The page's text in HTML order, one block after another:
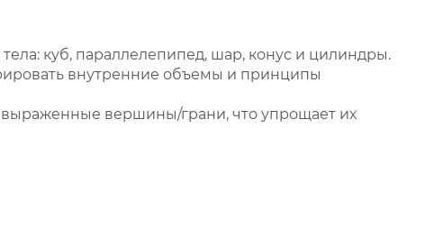
куб, параллелепипед, шар, конус и цилиндры.
внутренние объемы и принципы
вершины/грани, что упрощает их